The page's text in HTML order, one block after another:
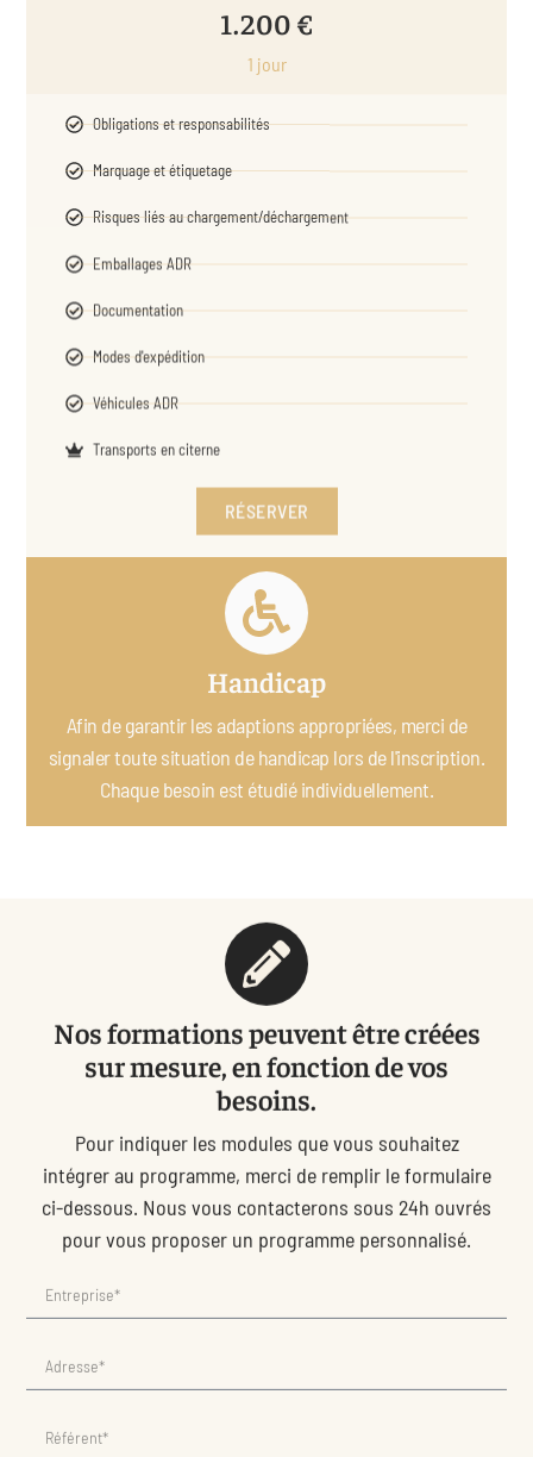
1 jour
Obligations et responsabilités
Marquage et étiquetage
Risques liés au chargement/déchargement
Emballages ADR
Documentation
Modes d'expédition
Véhicules ADR
Transports en citerne
Handicap
Afin de garantir les adaptions appropriées, merci de
signaler toute situation de handicap lors de l'inscription.
Chaque besoin est étudié individuellement.
​Nos formations peuvent être créées
sur mesure, en fonction de vos
besoins.
intégrer au programme, merci de remplir le formulaire
ci-dessous. Nous vous contacterons sous 24h ouvrés
pour vous proposer un programme personnalisé.